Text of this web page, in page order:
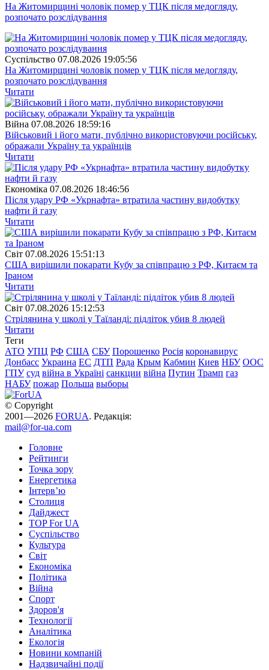
На Житомирщині чоловік помер у ТЦК після медогляду,
розпочато розслідування
Суспiльство 07.08.2026 19:05:56
На Житомирщині чоловік помер у ТЦК після медогляду,
розпочато розслідування
Читати
Війна 07.08.2026 18:59:16
Військовий і його мати, публічно використовуючи російську,
ображали Україну та українців
Читати
Економіка 07.08.2026 18:46:56
Після удару РФ «Укрнафта» втратила частину видобутку
нафти й газу
Читати
Свiт 07.08.2026 15:51:13
США вирішили покарати Кубу за співпрацю з РФ, Китаєм та
Іраном
Читати
Свiт 07.08.2026 15:12:53
Стрілянина у школі у Таїланді: підліток убив 8 людей
Читати
Теги
АТО УПЦ РФ США СБУ Порошенко Росія коронавирус
Донбасс Украина ЕС ДТП Рада Крым Кабмин Киев НБУ ООС
ГПУ суд війна в Україні санкции війна Путин Трамп газ
НАБУ пожар Польша выборы
© Copyright
2001—2026 FORUA. Редакція:
mail@for-ua.com
Головне
Рейтинги
Точка зору
Енергетика
Інтерв’ю
Столиця
Дайджест
TOP For UA
Суспiльство
Культура
Світ
Економіка
Політика
Війна
Спорт
Здоров'я
Технології
Аналітика
Екологія
Новини компаній
Надзвичайні події